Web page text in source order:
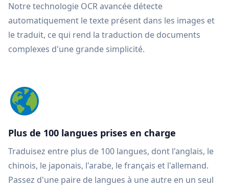
Notre technologie OCR avancée détecte
automatiquement le texte présent dans les images et
le traduit, ce qui rend la traduction de documents
complexes d'une grande simplicité.
Plus de 100 langues prises en charge
Traduisez entre plus de 100 langues, dont l'anglais, le
chinois, le japonais, l'arabe, le français et l'allemand.
Passez d'une paire de langues à une autre en un seul